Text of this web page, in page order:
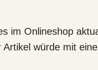
im Onlineshop
würde mit